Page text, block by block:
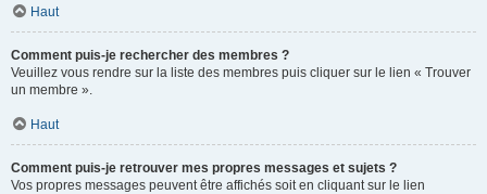
Haut
Comment puis-je rechercher des membres ?
Veuillez vous rendre sur la liste des membres puis cliquer sur le lien « Trouver
un membre ».
Haut
Comment puis-je retrouver mes propres messages et sujets ?
Vos propres messages peuvent être affichés soit en cliquant sur le lien